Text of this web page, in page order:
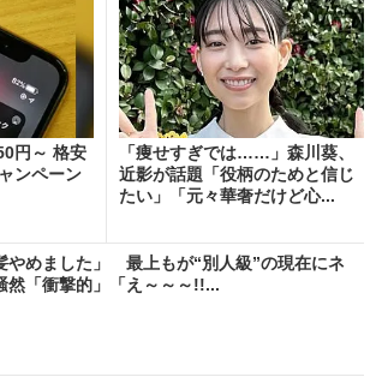
円～ 格安
ンペーン
「痩せすぎでは……」森川葵、
近影が話題「役柄のためと信じ
たい」「元々華奢だけど心...
やめました」 最上もが“別人級”の現在にネ
然「衝撃的」「え～～～!!...